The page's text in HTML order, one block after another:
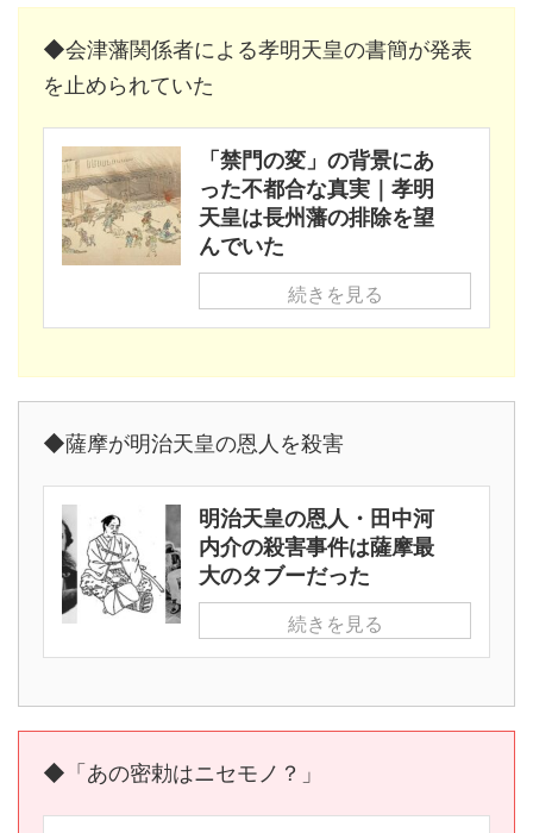
◆会津藩関係者による孝明天皇の書簡が発表
を止められていた
「禁門の変」の背景にあ
った不都合な真実｜孝明
天皇は長州藩の排除を望
んでいた
続きを見る
◆薩摩が明治天皇の恩人を殺害
明治天皇の恩人・田中河
内介の殺害事件は薩摩最
大のタブーだった
続きを見る
◆「あの密勅はニセモノ？」